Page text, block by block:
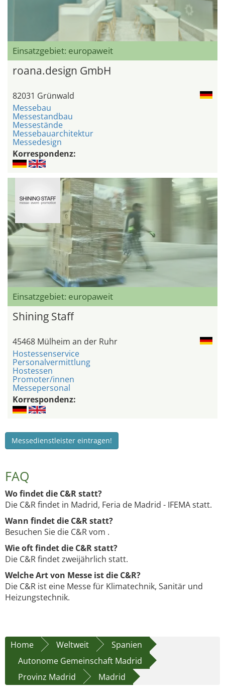
Einsatzgebiet: europaweit
roana.design GmbH
82031 Grünwald
Messebau
Messestandbau
Messestände
Messebauarchitektur
Messedesign
Korrespondenz:
Einsatzgebiet: europaweit
Shining Staff
45468 Mülheim an der Ruhr
Hostessenservice
Personalvermittlung
Hostessen
Promoter/innen
Messepersonal
Korrespondenz:
Messedienstleister eintragen!
FAQ
Wo findet die C&R statt?
Die C&R findet in Madrid, Feria de Madrid - IFEMA statt.
Wann findet die C&R statt?
Besuchen Sie die C&R vom .
Wie oft findet die C&R statt?
Die C&R findet zweijährlich statt.
Welche Art von Messe ist die C&R?
Die C&R ist eine Messe für Klimatechnik, Sanitär und
Heizungstechnik.
Home Weltweit
Spanien
Autonome Gemeinschaft Madrid
Provinz Madrid
Madrid